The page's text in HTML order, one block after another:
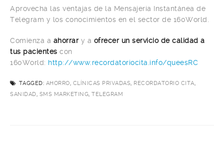
Aprovecha las ventajas de la Mensajería Instantánea de
Telegram y los conocimientos en el sector de 160World.
Comienza a ahorrary a ofrecer un servicio de calidad a
tus pacientes con
160World: http://www.recordatoriocita.info/queesRC
TAGGED: AHORRO, CLÍNICAS PRIVADAS, RECORDATORIO CITA,
SANIDAD, SMS MARKETING, TELEGRAM